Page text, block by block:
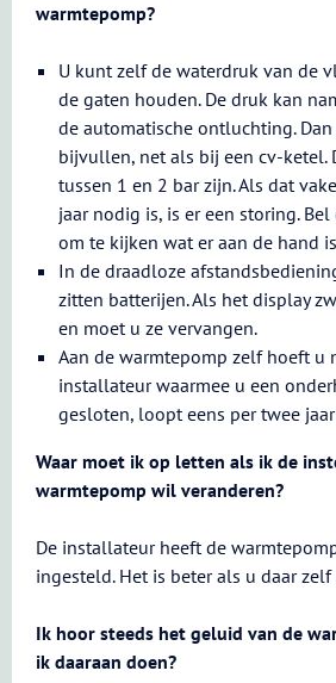
warmtepomp?
U kunt zelf de waterdruk van de
de gaten houden. De druk kan
de automatische ontluchting.
bijvullen, net als bij een cv-ketel.
tussen 1 en 2 bar zijn. Als dat
jaar nodig is, is er een storing.
om te kijken wat er aan de hand
In de draadloze
zitten batterijen. Als het display
en moet u ze vervangen.
Aan de warmtepomp zelf hoeft u
installateur waarmee u een
gesloten, loopt eens per twee
Waar moet ik op letten als ik de
warmtepomp wil veranderen?
De installateur heeft de
ingesteld. Het is beter als u daar
Ik hoor steeds het geluid van de
ik daaraan doen?